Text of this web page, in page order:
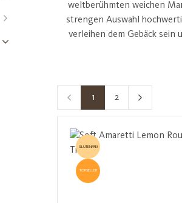
weltberühmten weichen
strengen Auswahl
verleihen dem Gebäck sein
Seite
1 Seite
2
GLUTENFREI
TOPSELLER